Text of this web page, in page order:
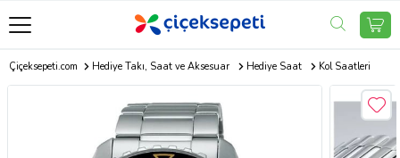
Çiçeksepeti.com Hediye Takı, Saat ve Aksesuar Hediye Saat Kol Saatleri